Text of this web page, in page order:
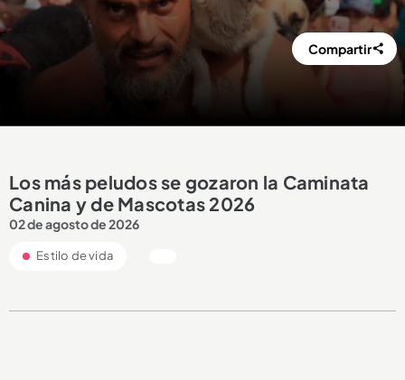
Compartir
Los más peludos se gozaron la Caminata
Canina y de Mascotas 2026
02 de agosto de 2026
Estilo de vida